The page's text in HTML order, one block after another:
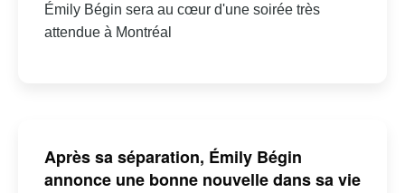
Émily Bégin sera au cœur d'une soirée très
attendue à Montréal
Après sa séparation, Émily Bégin
annonce une bonne nouvelle dans sa vie